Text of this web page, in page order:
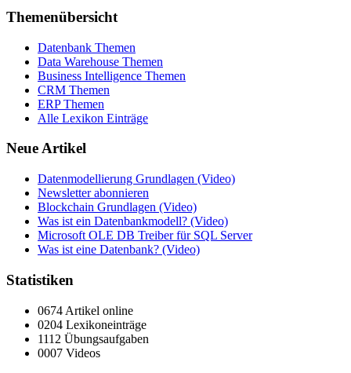
Themenübersicht
Datenbank Themen
Data Warehouse Themen
Business Intelligence Themen
CRM Themen
ERP Themen
Alle Lexikon Einträge
Neue Artikel
Datenmodellierung Grundlagen (Video)
Newsletter abonnieren
Blockchain Grundlagen (Video)
Was ist ein Datenbankmodell? (Video)
Microsoft OLE DB Treiber für SQL Server
Was ist eine Datenbank? (Video)
Statistiken
0674 Artikel online
0204 Lexikoneinträge
1112 Übungsaufgaben
0007 Videos